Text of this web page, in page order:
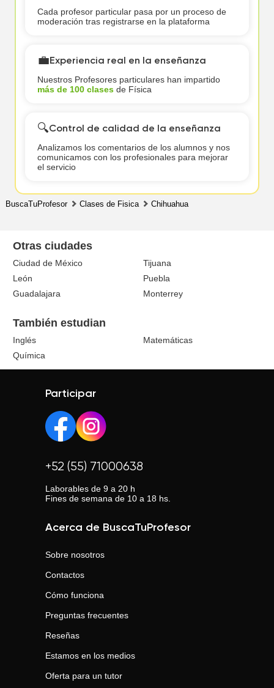
Cada profesor particular pasa por un proceso de
moderación tras registrarse en la plataforma
💼Experiencia real en la enseñanza
Nuestros Profesores particulares han impartido
más de 100 clasesde Física
🔍Control de calidad de la enseñanza
Analizamos los comentarios de los alumnos y nos
comunicamos con los profesionales para mejorar
el servicio
BuscaTuProfesor Clases de Fisica Chihuahua
Otras ciudades
Ciudad de México
Tijuana
León
Puebla
Guadalajara
Monterrey
También estudian
Inglés
Matemáticas
Química
Participar
+52 (55) 71000638
Laborables de 9 a 20 h
Fines de semana de 10 a 18 hs.
Acerca de BuscaTuProfesor
Sobre nosotros
Contactos
Cómo funciona
Preguntas frecuentes
Reseñas
Estamos en los medios
Oferta para un tutor